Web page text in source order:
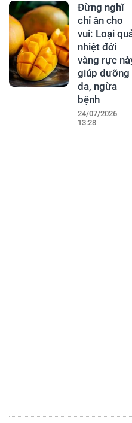
Đừng nghĩ
chỉ ăn cho
vui: Loại
nhiệt đới
vàng rực
giúp dưỡng
da, ngừa
bệnh
24/07/2026
13:28